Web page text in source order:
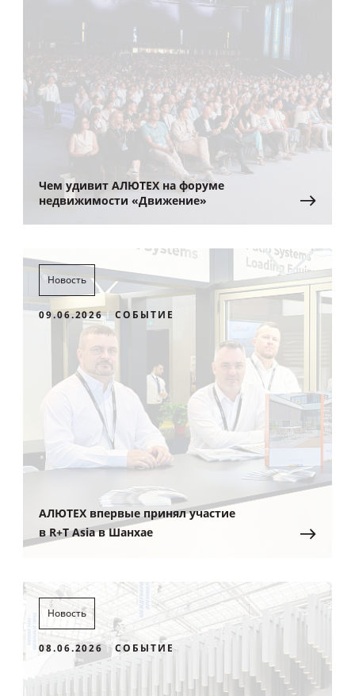
Чем удивит АЛЮТЕХ на форуме
недвижимости «Движение»
Новость
09.06.2026 СОБЫТИЕ
АЛЮТЕХ впервые принял участие
в R+T Asia в Шанхае
Новость
08.06.2026 СОБЫТИЕ